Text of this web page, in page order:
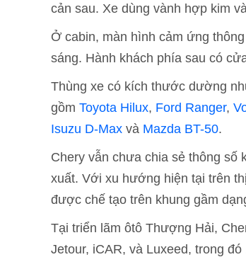
cản sau. Xe dùng vành hợp kim
Ở cabin, màn hình cảm ứng
sáng. Hành khách phía sau có
Thùng xe có kích thước dường
gồm Toyota Hilux, Ford Ranger,
Isuzu D-Max và Mazda BT-50.
Chery vẫn chưa chia sẻ thông số
xuất. Với xu hướng hiện tại trên
được chế tạo trên khung gầm
Tại triển lãm ôtô Thượng Hải,
Jetour, iCAR, và Luxeed, trong